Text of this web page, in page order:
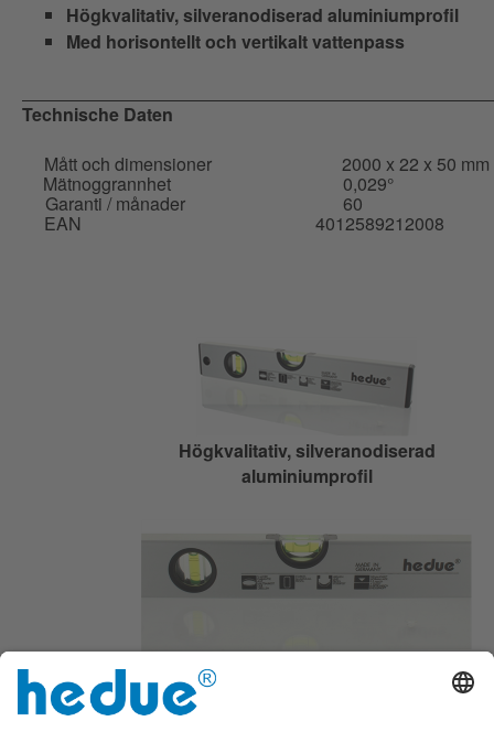
Högkvalitativ, silveranodiserad aluminiumprofil
Med horisontellt och vertikalt vattenpass
Technische Daten
Mått och dimensioner
2000 x 22 x 50 mm
Mätnoggrannhet 0,029°
Garanti / månader 60
EAN 4012589212008
Högkvalitativ, silveranodiserad
aluminiumprofil
Med horisontellt och vertikalt